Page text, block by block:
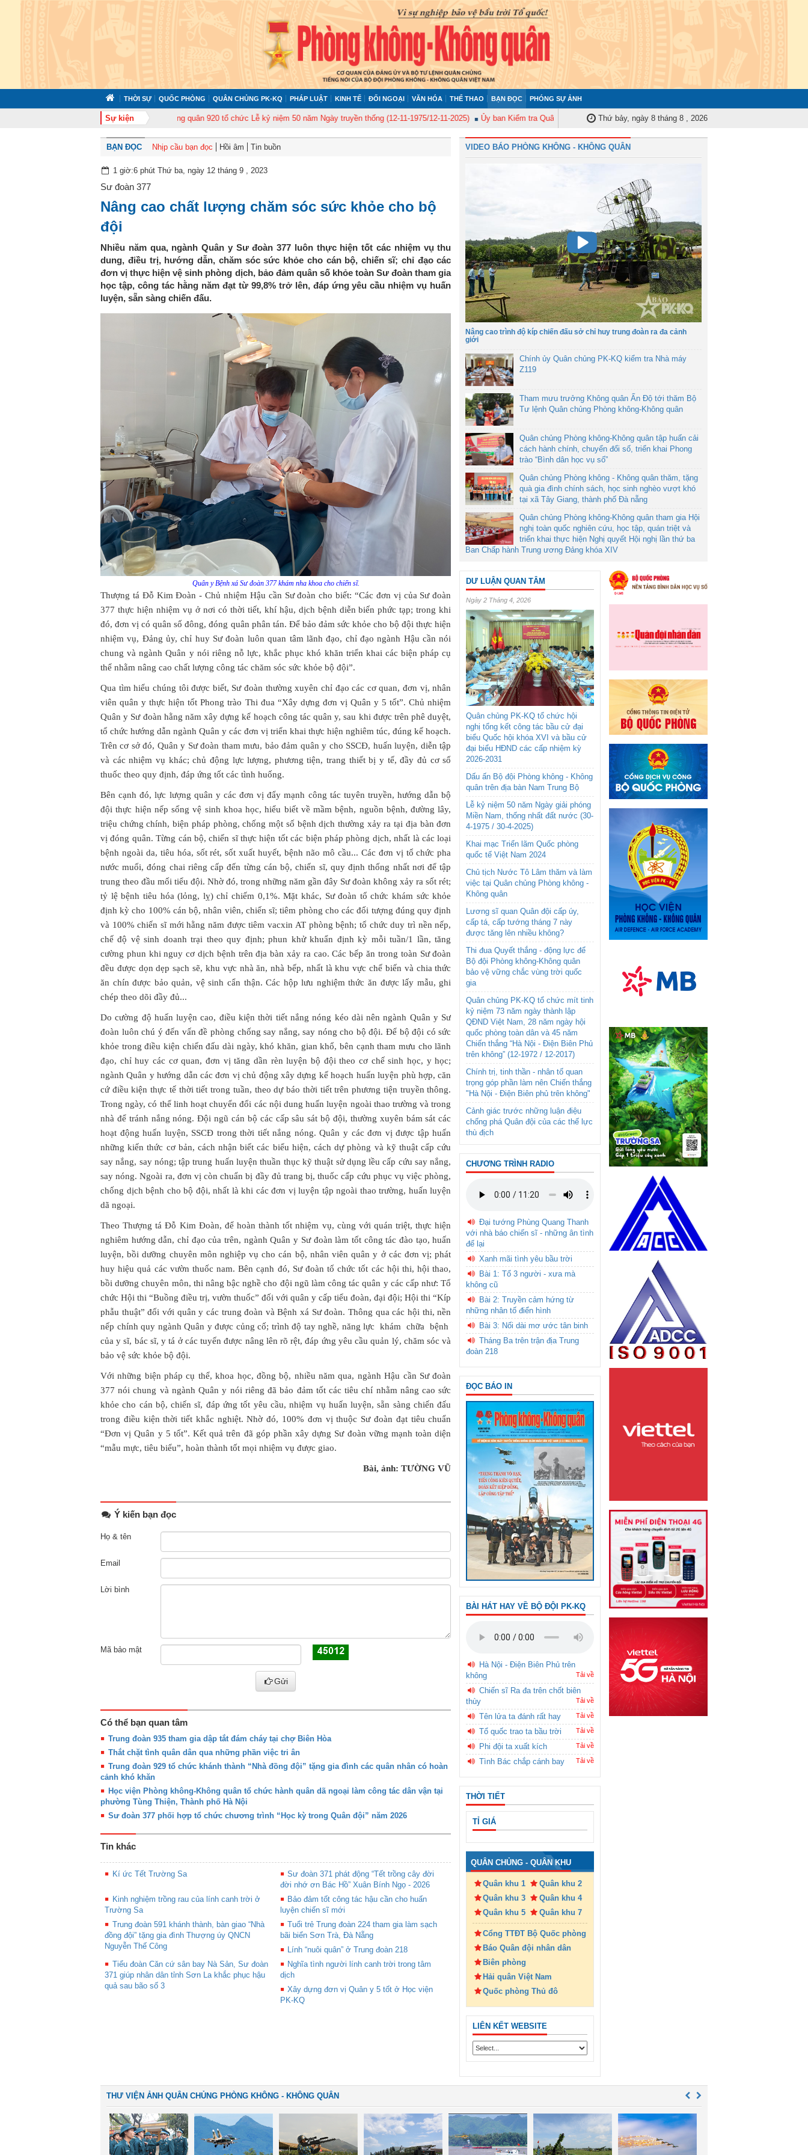
THỜI SỰ QUỐC PHÒNG QUÂN CHỦNG PK-KQ PHÁP LUẬT KINH TẾ ĐỐI NGOẠI VĂN HÓA THỂ THAO BẠN ĐỌC PHÓNG SỰ ẢNH
Sự kiện
Trung đoàn Không quân 920 tổ chức Lễ kỷ niệm 50 năm Ngày truyền thống (12-11-1975/12-11-2025) Ủy ban Kiểm tra Quân ủy Trung ương tập huấn nghiệp vụ công tác kiểm tra, giám sát năm 2025
Thứ bảy, ngày 8 tháng 8 , 2026
BẠN ĐỌC Nhịp cầu bạn đọc Hồi âm Tin buồn
1 giờ:6 phút Thứ ba, ngày 12 tháng 9 , 2023
Sư đoàn 377
Nâng cao chất lượng chăm sóc sức khỏe cho bộ
đội
Nhiều năm qua, ngành Quân y Sư đoàn 377 luôn thực hiện tốt các nhiệm vụ thu
dung, điều trị, hướng dẫn, chăm sóc sức khỏe cho cán bộ, chiến sĩ; chỉ đạo các
đơn vị thực hiện vệ sinh phòng dịch, bảo đảm quân số khỏe toàn Sư đoàn tham gia
học tập, công tác hằng năm đạt từ 99,8% trở lên, đáp ứng yêu cầu nhiệm vụ huấn
luyện, sẵn sàng chiến đấu.
Quân y Bệnh xá Sư đoàn 377 khám nha khoa cho chiến sĩ.
Thượng tá Đỗ Kim Đoàn - Chủ nhiệm Hậu cần Sư đoàn cho biết: “Các đơn vị của Sư đoàn
377 thực hiện nhiệm vụ ở nơi có thời tiết, khí hậu, dịch bệnh diễn biến phức tạp; trong khi
đó, đơn vị có quân số đông, đóng quân phân tán. Để bảo đảm sức khỏe cho bộ đội thực hiện
nhiệm vụ, Đảng ủy, chỉ huy Sư đoàn luôn quan tâm lãnh đạo, chỉ đạo ngành Hậu cần nói
chung và ngành Quân y nói riêng nỗ lực, khắc phục khó khăn triển khai các biện pháp cụ
thể nhằm nâng cao chất lượng công tác chăm sóc sức khỏe bộ đội”.
Qua tìm hiểu chúng tôi được biết, Sư đoàn thường xuyên chỉ đạo các cơ quan, đơn vị, nhân
viên quân y thực hiện tốt Phong trào Thi đua “Xây dựng đơn vị Quân y 5 tốt”. Chủ nhiệm
Quân y Sư đoàn hằng năm xây dựng kế hoạch công tác quân y, sau khi được trên phê duyệt,
tổ chức hướng dẫn ngành Quân y các đơn vị triển khai thực hiện nghiêm túc, đúng kế hoạch.
Trên cơ sở đó, Quân y Sư đoàn tham mưu, bảo đảm quân y cho SSCĐ, huấn luyện, diễn tập
và các nhiệm vụ khác; chủ động lực lượng, phương tiện, trang thiết bị y tế, đầy đủ cơ số
thuốc theo quy định, đáp ứng tốt các tình huống.
Bên cạnh đó, lực lượng quân y các đơn vị đẩy mạnh công tác tuyên truyền, hướng dẫn bộ
đội thực hiện nếp sống vệ sinh khoa học, hiểu biết về mầm bệnh, nguồn bệnh, đường lây,
triệu chứng chính, biện pháp phòng, chống một số bệnh dịch thường xảy ra tại địa bàn đơn
vị đóng quân. Từng cán bộ, chiến sĩ thực hiện tốt các biện pháp phòng dịch, nhất là các loại
bệnh ngoài da, tiêu hóa, sốt rét, sốt xuất huyết, bệnh não mô cầu... Các đơn vị tổ chức pha
nước muối, đóng chai riêng cấp đến từng cán bộ, chiến sĩ, quy định thống nhất nơi để tập
trung theo đầu mối tiểu đội. Nhờ đó, trong những năm gần đây Sư đoàn không xảy ra sốt rét;
tỷ lệ bệnh tiêu hóa (lỏng, lỵ) chỉ chiếm 0,1%. Mặt khác, Sư đoàn tổ chức khám sức khỏe
định kỳ cho 100% cán bộ, nhân viên, chiến sĩ; tiêm phòng cho các đối tượng đúng quy định
và 100% chiến sĩ mới hằng năm được tiêm vacxin AT phòng bệnh; tổ chức duy trì nền nếp,
chế độ vệ sinh doanh trại theo quy định; phun khử khuẩn định kỳ mỗi tuần/1 lần, tăng
cường phun khi nguy cơ dịch bệnh trên địa bàn xảy ra cao. Các bếp ăn trong toàn Sư đoàn
đều được dọn dẹp sạch sẽ, khu vực nhà ăn, nhà bếp, nhất là khu vực chế biến và chia thức
ăn chín được bảo quản, vệ sinh cẩn thận. Các hộp lưu nghiệm thức ăn được lấy mẫu, ghi
chép theo dõi đầy đủ...
Do cường độ huấn luyện cao, điều kiện thời tiết nắng nóng kéo dài nên ngành Quân y Sư
đoàn luôn chú ý đến vấn đề phòng chống say nắng, say nóng cho bộ đội. Để bộ đội có sức
khỏe trong điều kiện chiến đấu dài ngày, khó khăn, gian khổ, bên cạnh tham mưu cho lãnh
đạo, chỉ huy các cơ quan, đơn vị tăng dần rèn luyện bộ đội theo cơ chế sinh học, y học;
ngành Quân y hướng dẫn các đơn vị chủ động xây dựng kế hoạch huấn luyện phù hợp, căn
cứ điều kiện thực tế thời tiết trong tuần, theo dự báo thời tiết trên phương tiện truyền thông.
Trong ngày, có thể linh hoạt chuyển đổi các nội dung huấn luyện ngoài thao trường và trong
nhà để tránh nắng nóng. Đội ngũ cán bộ các cấp sâu sát bộ đội, thường xuyên bám sát các
hoạt động huấn luyện, SSCĐ trong thời tiết nắng nóng. Quân y các đơn vị được tập huấn
những kiến thức cơ bản, cách nhận biết các biểu hiện, cách dự phòng và kỹ thuật cấp cứu
say nắng, say nóng; tập trung huấn luyện thuần thục kỹ thuật sử dụng lều cấp cứu say nắng,
say nóng. Ngoài ra, đơn vị còn chuẩn bị đầy đủ trang bị, thuốc cấp cứu phục vụ việc phòng,
chống dịch bệnh cho bộ đội, nhất là khi các đơn vị luyện tập ngoài thao trường, huấn luyện
dã ngoại.
Theo Thượng tá Đỗ Kim Đoàn, để hoàn thành tốt nhiệm vụ, cùng với quán triệt, thực hiện
nghiêm hướng dẫn, chỉ đạo của trên, ngành Quân y Sư đoàn làm tốt công tác đào tạo, huấn
luyện, bồi dưỡng chuyên môn nghiệp vụ cho cán bộ, nhân viên quân y ở các đơn vị; phát
huy hiệu quả các vườn thuốc nam. Bên cạnh đó, Sư đoàn tổ chức tốt các hội thi, hội thao,
bồi dưỡng chuyên môn, thi nâng bậc nghề cho đội ngũ làm công tác quân y các cấp như: Tổ
chức Hội thi “Buồng điều trị, vườn thuốc” đối với quân y cấp tiểu đoàn, đại đội; Hội thi “Kíp
phẫu thuật” đối với quân y các trung đoàn và Bệnh xá Sư đoàn. Thông qua các hội thi, nền
nếp chính quy ngành Quân y được củng cố; trình độ tay nghề, năng lực khám chữa bệnh
của y sĩ, bác sĩ, y tá ở các tuyến được nâng lên rõ rệt, đáp ứng yêu cầu quản lý, chăm sóc và
bảo vệ sức khỏe bộ đội.
Với những biện pháp cụ thể, khoa học, đồng bộ, nhiều năm qua, ngành Hậu cần Sư đoàn
377 nói chung và ngành Quân y nói riêng đã bảo đảm tốt các tiêu chí nhằm nâng cao sức
khỏe cho cán bộ, chiến sĩ, đáp ứng tốt yêu cầu, nhiệm vụ huấn luyện, sẵn sàng chiến đấu
trong điều kiện thời tiết khắc nghiệt. Nhờ đó, 100% đơn vị thuộc Sư đoàn đạt tiêu chuẩn
“Đơn vị Quân y 5 tốt”. Kết quả trên đã góp phần xây dựng Sư đoàn vững mạnh toàn diện
“mẫu mực, tiêu biểu”, hoàn thành tốt mọi nhiệm vụ được giao.
Bài, ảnh: TƯỜNG VŨ
Ý kiến bạn đọc
Họ & tên
Email
Lời bình
Mã bảo mật
Gửi
Có thể bạn quan tâm
Trung đoàn 935 tham gia dập tắt đám cháy tại chợ Biên Hòa
Thắt chặt tình quân dân qua những phần việc tri ân
Trung đoàn 929 tổ chức khánh thành “Nhà đồng đội” tặng gia đình các quân nhân có hoàn
cảnh khó khăn
Học viện Phòng không-Không quân tổ chức hành quân dã ngoại làm công tác dân vận tại
phường Tùng Thiện, Thành phố Hà Nội
Sư đoàn 377 phối hợp tổ chức chương trình “Học kỳ trong Quân đội” năm 2026
Tin khác
Kí ức Tết Trường Sa
Sư đoàn 371 phát động “Tết trồng cây đời
đời nhớ ơn Bác Hồ” Xuân Bính Ngọ - 2026
Kinh nghiệm trồng rau của lính canh trời ở
Trường Sa
Bảo đảm tốt công tác hậu cần cho huấn
luyện chiến sĩ mới
Trung đoàn 591 khánh thành, bàn giao “Nhà
đồng đội” tặng gia đình Thượng úy QNCN
Nguyễn Thế Công
Tuổi trẻ Trung đoàn 224 tham gia làm sạch
bãi biển Sơn Trà, Đà Nẵng
Lính “nuôi quân” ở Trung đoàn 218
Tiểu đoàn Căn cứ sân bay Nà Sản, Sư đoàn
371 giúp nhân dân tỉnh Sơn La khắc phục hậu
quả sau bão số 3
Nghĩa tình người lính canh trời trong tâm
dịch
Xây dựng đơn vị Quân y 5 tốt ở Học viện
PK-KQ
VIDEO BÁO PHÒNG KHÔNG - KHÔNG QUÂN
Nâng cao trình độ kíp chiến đấu sở chỉ huy trung đoàn ra đa cảnh
giới
Chính ủy Quân chủng PK-KQ kiểm tra Nhà máy
Z119
Tham mưu trưởng Không quân Ấn Độ tới thăm Bộ
Tư lệnh Quân chủng Phòng không-Không quân
Quân chủng Phòng không-Không quân tập huấn cải
cách hành chính, chuyển đổi số, triển khai Phong
trào “Bình dân học vụ số”
Quân chủng Phòng không - Không quân thăm, tặng
quà gia đình chính sách, học sinh nghèo vượt khó
tại xã Tây Giang, thành phố Đà nẵng
Quân chủng Phòng không-Không quân tham gia Hội
nghị toàn quốc nghiên cứu, học tập, quán triệt và
triển khai thực hiện Nghị quyết Hội nghị lần thứ ba
Ban Chấp hành Trung ương Đảng khóa XIV
DƯ LUẬN QUAN TÂM
Ngày 2 Tháng 4, 2026
Quân chủng PK-KQ tổ chức hội
nghị tổng kết công tác bầu cử đại
biểu Quốc hội khóa XVI và bầu cử
đại biểu HĐND các cấp nhiệm kỳ
2026-2031
Dấu ấn Bộ đội Phòng không - Không
quân trên địa bàn Nam Trung Bộ
Lễ kỷ niệm 50 năm Ngày giải phóng
Miền Nam, thống nhất đất nước (30-
4-1975 / 30-4-2025)
Khai mạc Triển lãm Quốc phòng
quốc tế Việt Nam 2024
Chủ tịch Nước Tô Lâm thăm và làm
việc tại Quân chủng Phòng không -
Không quân
Lương sĩ quan Quân đội cấp úy,
cấp tá, cấp tướng tháng 7 này
được tăng lên nhiều không?
Thi đua Quyết thắng - động lực để
Bộ đội Phòng không-Không quân
bảo vệ vững chắc vùng trời quốc
gia
Quân chủng PK-KQ tổ chức mít tinh
kỷ niệm 73 năm ngày thành lập
QĐND Việt Nam, 28 năm ngày hội
quốc phòng toàn dân và 45 năm
Chiến thắng “Hà Nội - Điện Biên Phủ
trên không” (12-1972 / 12-2017)
Chính trị, tinh thần - nhân tố quan
trọng góp phần làm nên Chiến thắng
"Hà Nội - Điện Biên phủ trên không"
Cảnh giác trước những luận điệu
chống phá Quân đội của các thế lực
thù địch
CHƯƠNG TRÌNH RADIO
Đại tướng Phùng Quang Thanh
với nhà báo chiến sĩ - những ân tình
để lại
Xanh mãi tình yêu bầu trời
Bài 1: Tổ 3 người - xưa mà
không cũ
Bài 2: Truyền cảm hứng từ
những nhân tố điển hình
Bài 3: Nối dài mơ ước tân binh
Tháng Ba trên trận địa Trung
đoàn 218
ĐỌC BÁO IN
BÀI HÁT HAY VỀ BỘ ĐỘI PK-KQ
Hà Nội - Điện Biên Phủ trên
không
Tải về
Chiến sĩ Ra đa trên chốt biên
thùy
Tải về
Tên lửa ta đánh rất hay Tải về
Tổ quốc trao ta bầu trời Tải về
Phi đội ta xuất kích Tải về
Tình Bác chắp cánh bay Tải về
THỜI TIẾT
TỈ GIÁ
QUÂN CHỦNG - QUÂN KHU
Quân khu 1
Quân khu 2
Quân khu 3
Quân khu 4
Quân khu 5
Quân khu 7
Cổng TTĐT Bộ Quốc phòng
Báo Quân đội nhân dân
Biên phòng
Hải quân Việt Nam
Quốc phòng Thủ đô
LIÊN KẾT WEBSITE
THƯ VIỆN ẢNH QUÂN CHỦNG PHÒNG KHÔNG - KHÔNG QUÂN